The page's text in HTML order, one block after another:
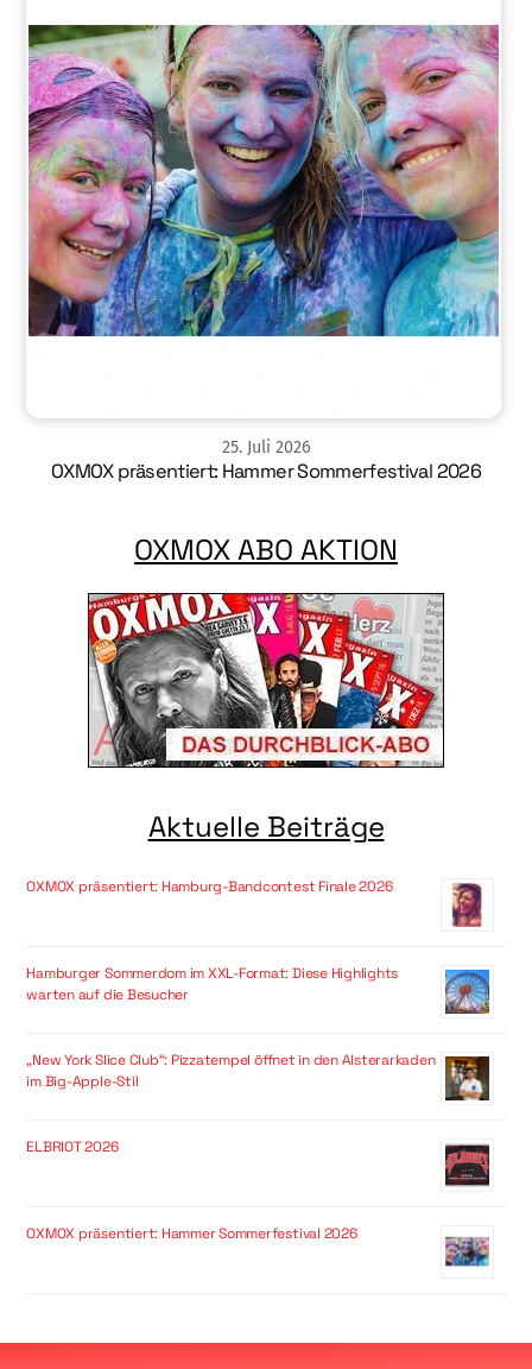
25. Juli 2026
OXMOX präsentiert: Hammer Sommerfestival 2026
OXMOX ABO AKTION
Aktuelle Beiträge
OXMOX präsentiert: Hamburg-Bandcontest Finale 2026
Hamburger Sommerdom im XXL-Format: Diese Highlights
warten auf die Besucher
„New York Slice Club“: Pizzatempel öffnet in den Alsterarkaden
im Big-Apple-Stil
ELBRIOT 2026
OXMOX präsentiert: Hammer Sommerfestival 2026